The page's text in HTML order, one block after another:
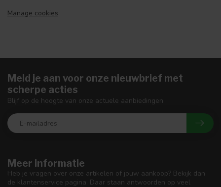
Manage cookies
Meer informatie
Heb je vragen over onze artikelen of jouw aankoop? Bekijk dan
de klantenservice pagina. Daar staan antwoorden op veel
Meld je aan voor onze nieuwbrief met
scherpe acties
Blijf op de hoogte van onze actuele aanbiedingen